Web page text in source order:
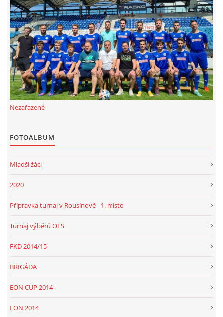
FKD, z.s.
Drnovice 704
68304 Drnovice
ičo 27005305
č.ú. 3227086359 / 0800
Nezařazené
FOTOALBUM
Mladší žáci
2020
Přípravka turnaj v Rousínově - 1. místo
Turnaj výběrů OFS
FKD 2014/15
BRIGÁDA
EON CUP 2014
EON 2014